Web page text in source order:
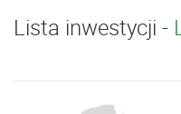
Lista inwestycji -